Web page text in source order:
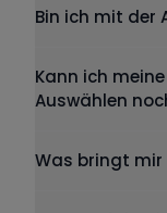
Bin ich mit der
Kann ich
Auswählen
Was bringt mir